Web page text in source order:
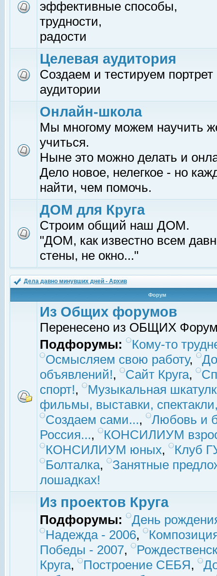
эффективные способы,
трудности,
радости
Целевая аудитория
Создаем и тестируем
аудитории
Онлайн-школа
Мы многому можем научить
учиться.
Ныне это можно делать и
Дело новое, нелегкое - но
найти, чем помочь.
ДОМ для Круга
Строим общий наш ДОМ.
"ДОМ, как известно всем
стены, не окно..."
Дела давно минувших дней - Архив
Форум
Из Общих форумов
Перенесено из ОБЩИХ
Подфорумы:
Кому-то
Осмысляем свою работу,
объявлений!, Сайт Круга,
спорт!,
Музыкальная
фильмы, выставки,
Создаем сами...,
Любовь и
Россия...,
КОНСИЛИУМ
КОНСИЛИУМ юных,
Клуб
Болталка,
Занятные
лошадках!
Из проектов Круга
Подфорумы:
День
Надежда - 2006,
Победы - 2007,
Круга, Построение СЕБЯ,